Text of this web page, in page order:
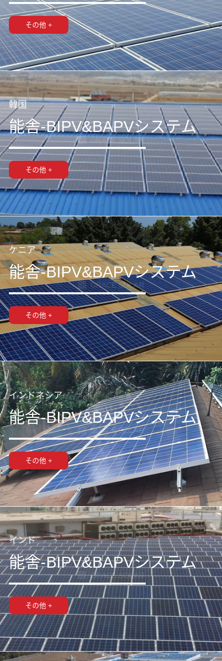
その他 +
韓国
能舎-BIPV&BAPVシステム
その他 +
ケニア
能舎-BIPV&BAPVシステム
その他 +
インドネシア
能舎-BIPV&BAPVシステム
その他 +
インド
能舎-BIPV&BAPVシステム
その他 +